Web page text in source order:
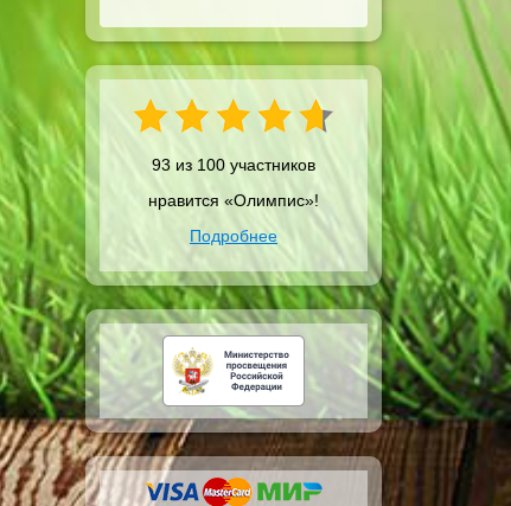
93 из 100 участников
нравится «Олимпис»!
Подробнее